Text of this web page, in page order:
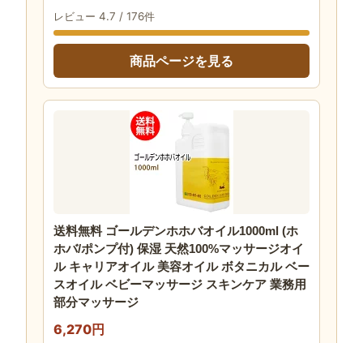
レビュー 4.7 / 176件
商品ページを見る
送料無料 ゴールデンホホバオイル1000ml (ホ
ホバ/ポンプ付) 保湿 天然100%マッサージオイ
ル キャリアオイル 美容オイル ボタニカル ベー
スオイル ベビーマッサージ スキンケア 業務用
部分マッサージ
6,270円